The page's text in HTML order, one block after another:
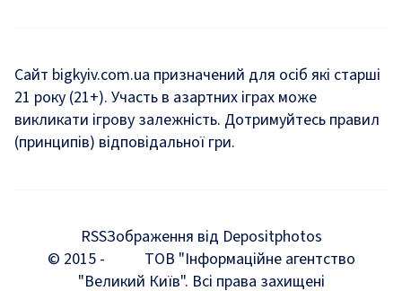
Комуналка
Хроніки війни
Мегаполіс
Київщина
Сайт bigkyiv.com.ua призначений для осіб які старші
21 року (21+). Участь в азартних іграх може
викликати ігрову залежність. Дотримуйтесь правил
(принципів) відповідальної гри.
RSSЗображення від Depositphotos
© 2015 -
ТОВ "Інформаційне агентство
"Великий Київ". Всі права захищені